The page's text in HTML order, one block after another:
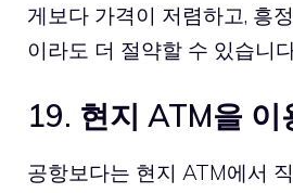
게보다 가격이 저렴하고, 흥
이라도 더 절약할 수 있습니
19. 현지 ATM을 이
공항보다는 현지 ATM에서